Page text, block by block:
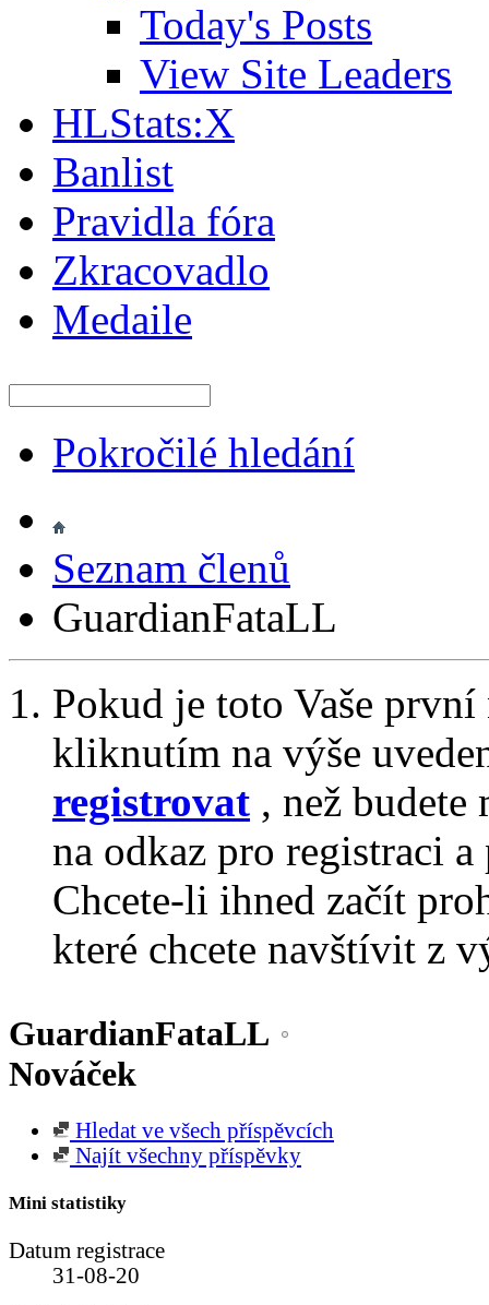
Today's Posts
View Site Leaders
HLStats:X
Banlist
Pravidla fóra
Zkracovadlo
Medaile
Pokročilé hledání
Seznam členů
GuardianFataLL
Pokud je toto Vaše
kliknutím na výše
registrovat , než
na odkaz pro registraci
Chcete-li ihned začít
které chcete navštívit z
GuardianFataLL
Nováček
Hledat ve všech příspěvcích
Najít všechny příspěvky
Mini statistiky
Datum registrace
31-08-20